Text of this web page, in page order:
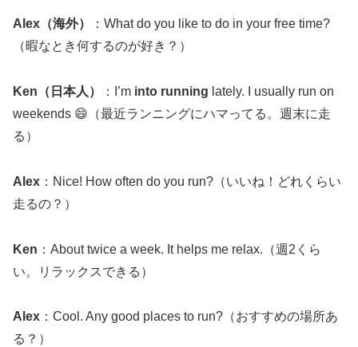
Alex（海外）
：What do you like to do in your free time?
（暇なとき何するのが好き？）
Ken（日本人） ：I’m into running lately. I usually run on
weekends 😄（最近ランニングにハマってる。週末に走
る）
Alex ：Nice! How often do you run?（いいね！どれくらい
走るの？）
Ken ：About twice a week. It helps me relax.（週2くら
い。リラックスできる）
Alex ：Cool. Any good places to run?（おすすめの場所あ
る？）